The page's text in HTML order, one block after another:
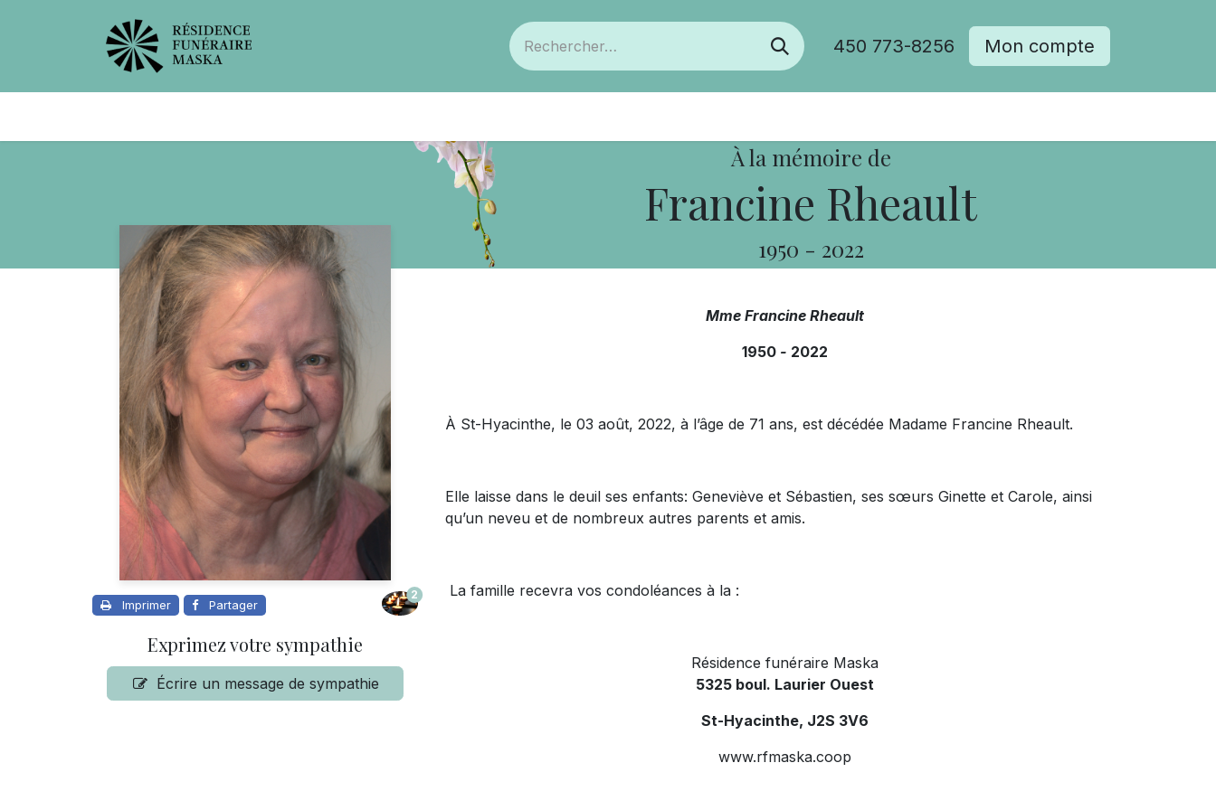
450 773-8256 Mon compte
À la mémoire de
Francine Rheault
1950 - 2022
Imprimer Partager
2
Exprimez votre sympathie
Écrire un message de sympathie
Mme Francine Rheault
1950- 2022
À St-Hyacinthe, le 03 août, 2022, à l’âge de 71 ans, est décédée Madame Francine Rheault.
Elle laisse dans le deuil ses enfants: Geneviève et Sébastien, ses sœurs Ginette et Carole, ainsi
qu’un neveu et de nombreux autres parents et amis.
La famille recevra vos condoléances à la :
Résidence funéraire Maska
5325 boul. Laurier Ouest
St-Hyacinthe, J2S 3V6
www.rfmaska.coop